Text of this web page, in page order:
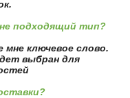
подходящий тип?
мне ключевое слово.
выбран для